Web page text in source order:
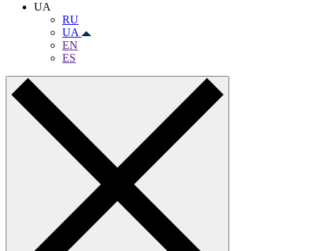
UA
RU
UA
EN
ES